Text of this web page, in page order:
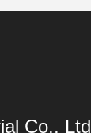
Co., Ltd